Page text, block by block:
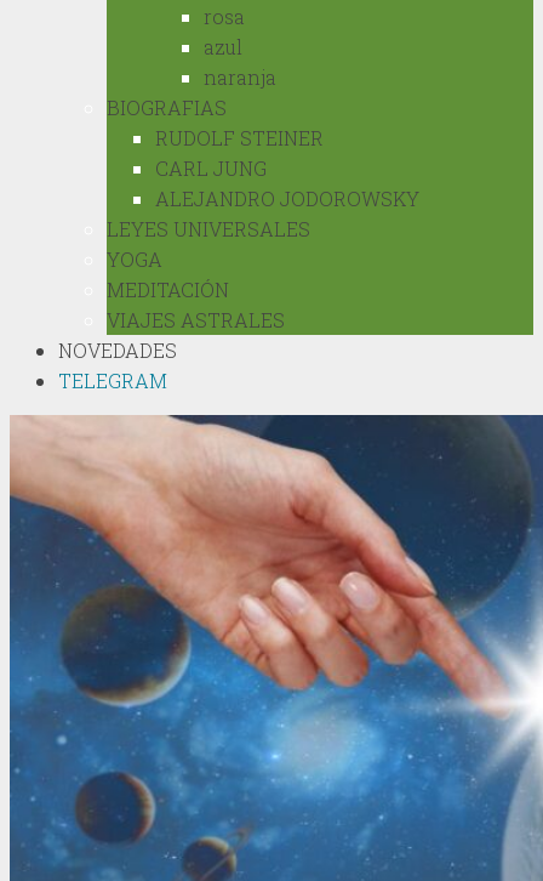
rosa
azul
naranja
BIOGRAFIAS
RUDOLF STEINER
CARL JUNG
ALEJANDRO JODOROWSKY
LEYES UNIVERSALES
YOGA
MEDITACIÓN
VIAJES ASTRALES
NOVEDADES
TELEGRAM